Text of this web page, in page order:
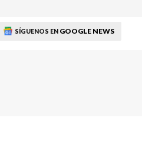
SÍGUENOS EN GOOGLE NEWS